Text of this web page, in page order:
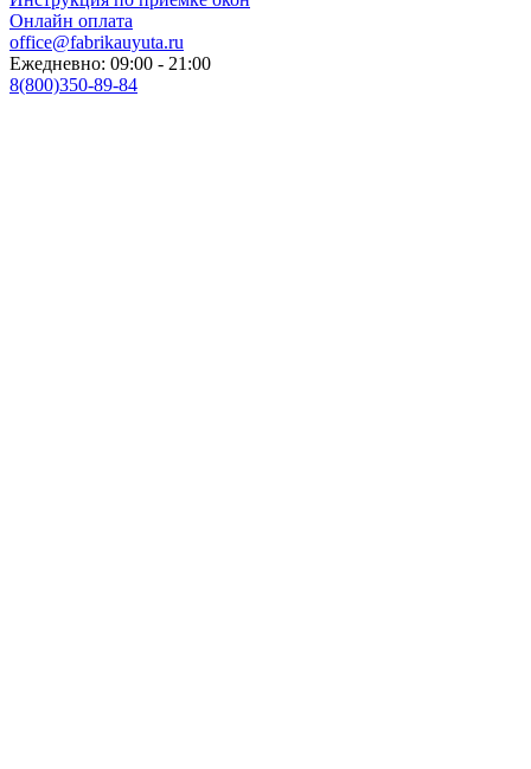
Онлайн оплата
office@fabrikauyuta.ru
Ежедневно: 09:00 - 21:00
8(800)350-89-84